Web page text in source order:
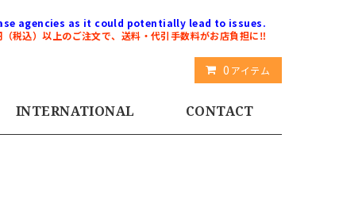
agencies as it could potentially lead to issues.
税込）以上のご注文で、送料・代引手数料がお店負担に‼️
0 アイテム
INTERNATIONAL CONTACT